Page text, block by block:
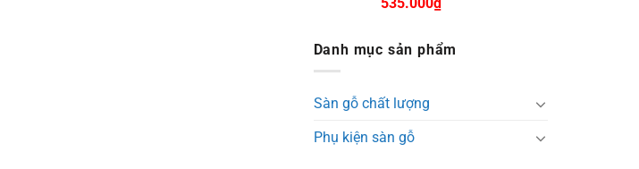
Danh mục sản phẩm
Sàn gỗ chất lượng
Phụ kiện sàn gỗ